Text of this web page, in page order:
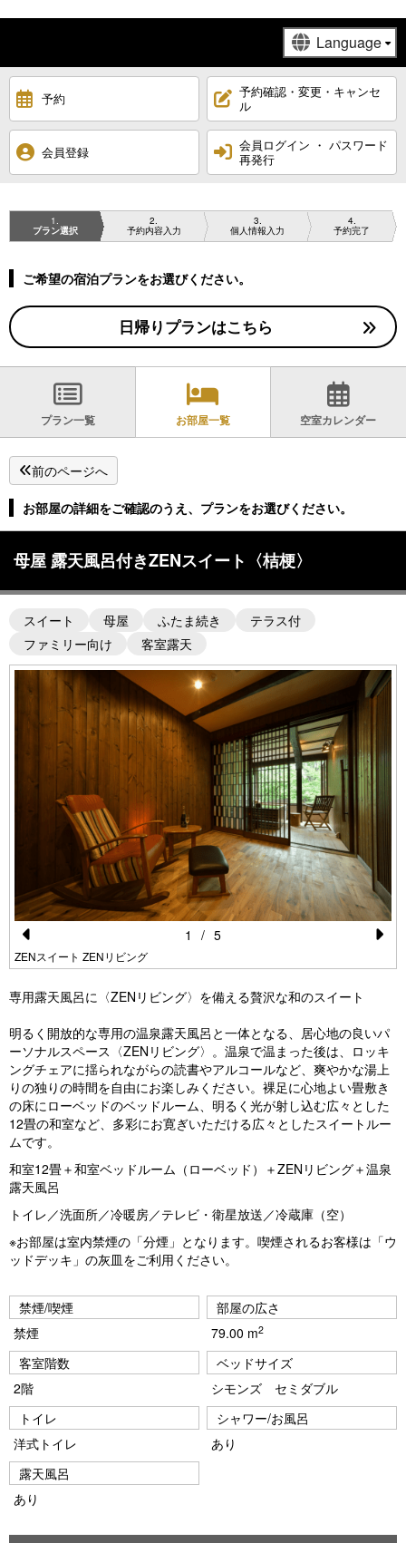
予約
予約確認・変更・キャンセ
ル
会員登録
会員ログイン ・ パスワード
再発行
1
プラン選択
2
予約内容入力
3
個人情報入力
4
予約完了
ご希望の宿泊プランをお選びください。
日帰りプランはこちら
プラン一覧 お部屋一覧 空室カレンダー
前のページへ
お部屋の詳細をご確認のうえ、プランをお選びください。
母屋 露天風呂付きZENスイート〈桔梗〉
スイート 母屋 ふたま続き
テラス付
ファミリー向け
客室露天
Pr
vi
o
u
s
ZENスイート ZENリビング
1 / 5
専用露天風呂に〈ZENリビング〉を備える贅沢な和のスイート
明るく開放的な専用の温泉露天風呂と一体となる、居心地の良いパ
ーソナルスペース〈ZENリビング〉。温泉で温まった後は、ロッキ
ングチェアに揺られながらの読書やアルコールなど、爽やかな湯上
りの独りの時間を自由にお楽しみください。裸足に心地よい畳敷き
の床にローベッドのベッドルーム、明るく光が射し込む広々とした
12畳の和室など、多彩にお寛ぎいただける広々としたスイートルー
ムです。
和室12畳＋和室ベッドルーム（ローベッド）＋ZENリビング＋温泉
露天風呂
トイレ／洗面所／冷暖房／テレビ・衛星放送／冷蔵庫（空）
※お部屋は室内禁煙の「分煙」となります。喫煙されるお客様は「ウ
ッドデッキ」の灰皿をご利用ください。
禁煙/喫煙
禁煙
部屋の広さ
79.00 m2
客室階数
2階
ベッドサイズ
シモンズ セミダブル
トイレ
洋式トイレ
シャワー/お風呂
あり
露天風呂
あり